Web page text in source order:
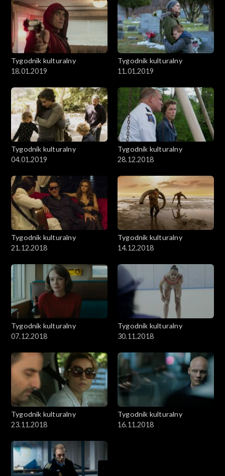
Tygodnik kulturalny
18.01.2019
Tygodnik kulturalny
11.01.2019
Tygodnik kulturalny
04.01.2019
Tygodnik kulturalny
28.12.2018
Tygodnik kulturalny
21.12.2018
Tygodnik kulturalny
14.12.2018
Tygodnik kulturalny
07.12.2018
Tygodnik kulturalny
30.11.2018
Tygodnik kulturalny
23.11.2018
Tygodnik kulturalny
16.11.2018